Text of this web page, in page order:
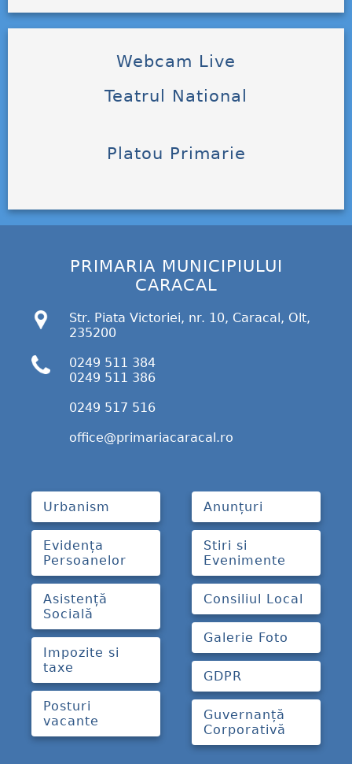
Webcam Live
Teatrul National
Platou Primarie
PRIMARIA MUNICIPIULUI
CARACAL
Str. Piata Victoriei, nr. 10, Caracal, Olt,
235200
0249 511 384
0249 511 386
0249 517 516
office@primariacaracal.ro
Urbanism
Evidența
Persoanelor
Asistență
Socială
Impozite si
taxe
Posturi
vacante
Anunțuri
Stiri si
Evenimente
Consiliul Local
Galerie Foto
GDPR
Guvernanță
Corporativă